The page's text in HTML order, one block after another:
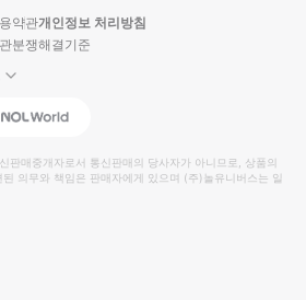
약관개인정보 처리방침
분쟁해결기준
Interpark Global
판매중개자로서 통신판매의 당사자가 아니므로, 상품의
의무와 책임은 판매자에게 있으며 (주)놀유니버스는 일